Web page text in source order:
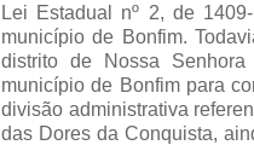
Lei Estadual nº 2, de
município de Bonfim.
distrito de Nossa
município de Bonfim para
divisão administrativa
das Dores da Conquista,